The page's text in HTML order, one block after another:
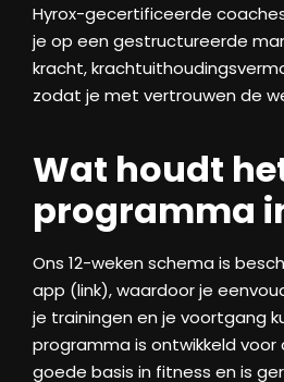
Hyrox-gecertificeerde
je op een gestructureerde
kracht,
zodat je met vertrouwen de
Wat houdt
programma
Ons 12-weken schema is
app (link), waardoor je
je trainingen en je voortgang
programma is ontwikkeld
goede basis in fitness en is